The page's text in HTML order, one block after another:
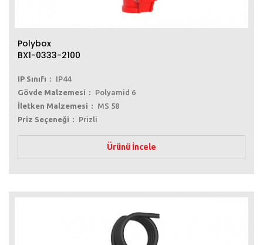
Polybox
BX1-0333-2100
IP Sınıfı
IP44
Gövde Malzemesi
Polyamid 6
İletken Malzemesi
MS 58
Priz Seçeneği
Prizli
Ürünü İncele